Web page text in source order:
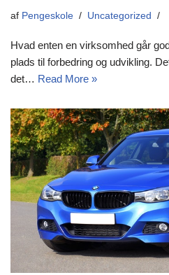
af Pengeskole Uncategorized
Hvad enten en virksomhed går
plads til forbedring og udvikling.
det… Read More »